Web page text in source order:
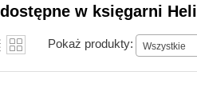
w księgarni
Pokaż produkty: Wszystkie